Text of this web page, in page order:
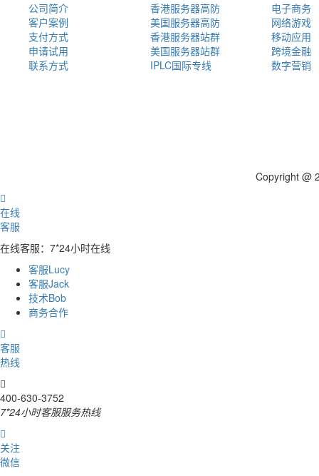
公司简介
客户案例
支付方式
申请试用
联系方式
香港服务器高防
美国服务器高防
香港服务器站群
美国服务器站群
IPLC国际专线
电子商务
网络游戏
移动应用
跨境金融
数字营销
Copyright @

在线
客服
在线客服：7*24小时在线
客服Lucy
客服Jack
技术Bob
商务合作

客服
热线

400-630-3752
7*24小时客服服务热线

关注
微信